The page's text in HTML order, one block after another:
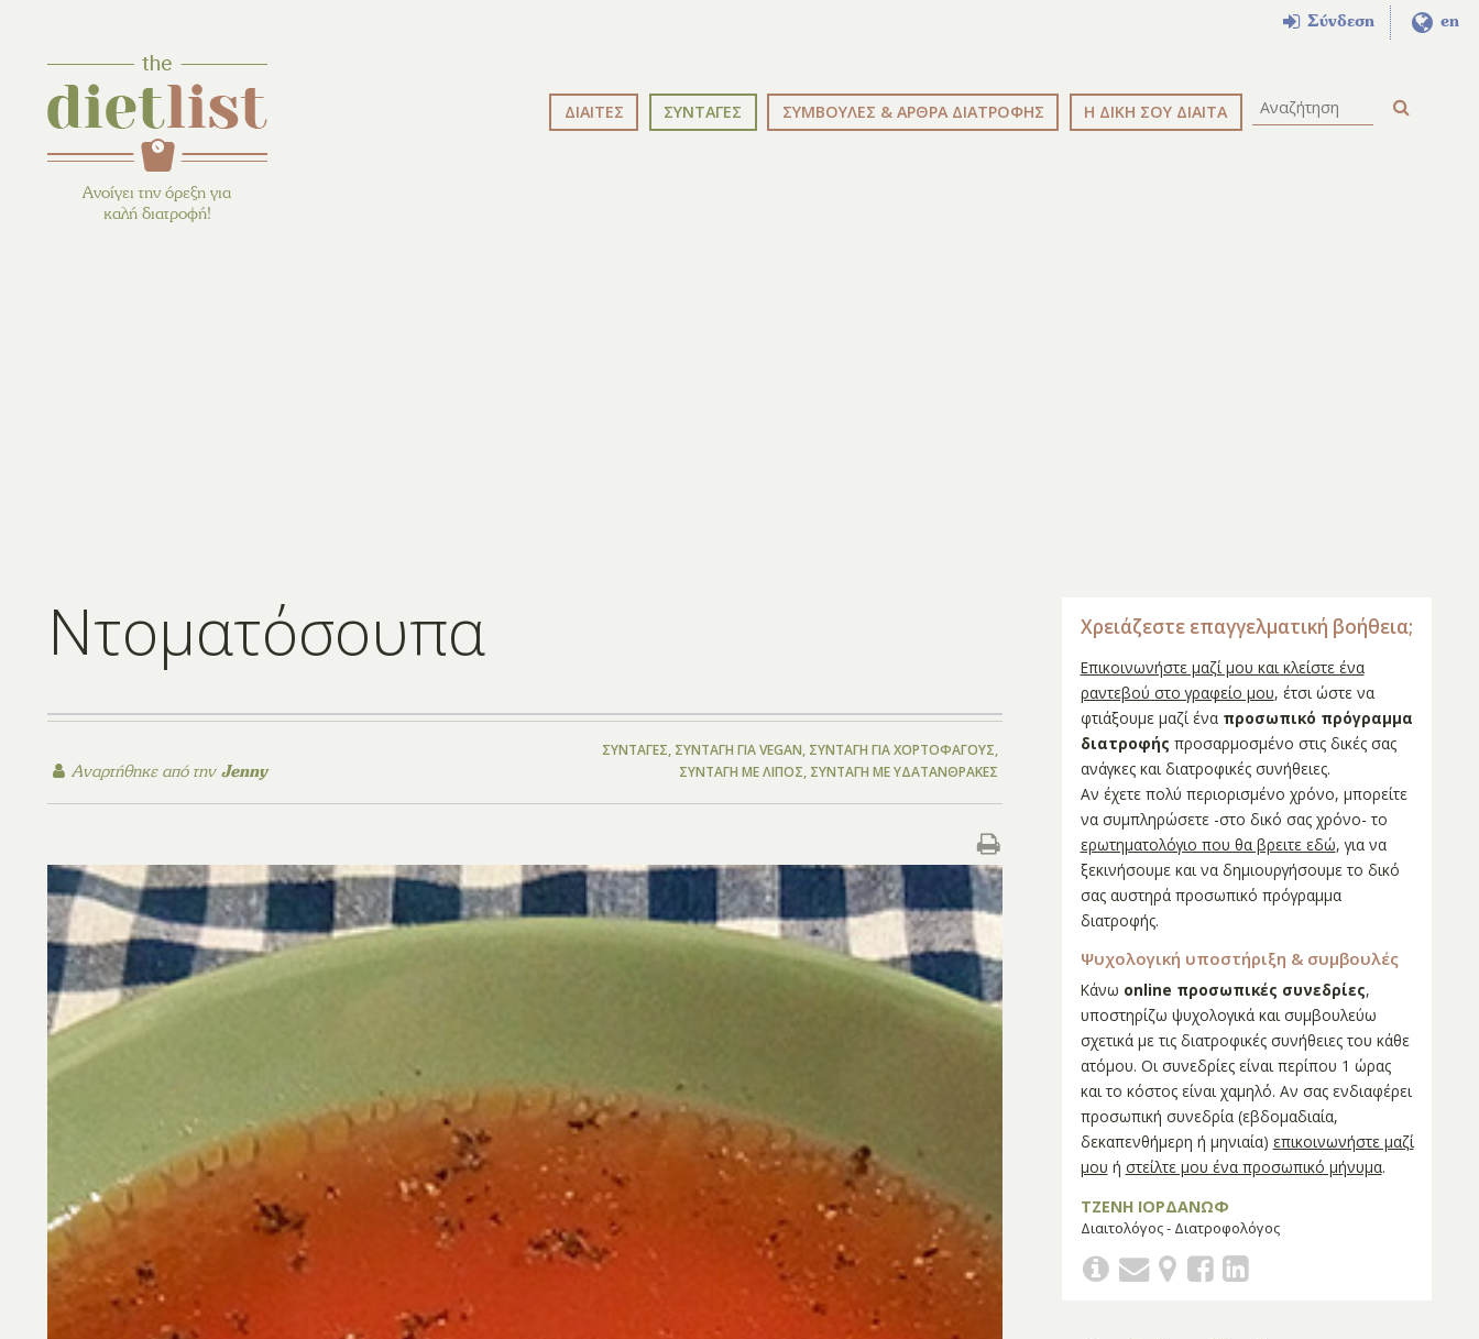
en
Σύνδεση
Ανοίγει την όρεξη για
καλή διατροφή!
ΔΙΑΙΤΕΣ ΣΥΝΤΑΓΕΣ ΣΥΜΒΟΥΛΕΣ & ΑΡΘΡΑ ΔΙΑΤΡΟΦΗΣ Η ΔΙΚΗ ΣΟΥ ΔΙΑΙΤΑ
Ντοματόσουπα
Αναρτήθηκε από τηνJenny
ΣΥΝΤΑΓΈΣ, ΣΥΝΤΑΓΉ ΓΙΑ VEGAN, ΣΥΝΤΑΓΉ ΓΙΑ ΧΟΡΤΟΦΆΓΟΥΣ,
ΣΥΝΤΑΓΉ ΜΕ ΛΊΠΟΣ, ΣΥΝΤΑΓΉ ΜΕ ΥΔΑΤΆΝΘΡΑΚΕΣ
Χρειάζεστε επαγγελματική βοήθεια;
Επικοινωνήστε μαζί μου και κλείστε ένα
ραντεβού στο γραφείο μου, έτσι ώστε να
φτιάξουμε μαζί ένα προσωπικό πρόγραμμα
διατροφής προσαρμοσμένο στις δικές σας
ανάγκες και διατροφικές συνήθειες.
Αν έχετε πολύ περιορισμένο χρόνο, μπορείτε
να συμπληρώσετε -στο δικό σας χρόνο- το
ερωτηματολόγιο που θα βρειτε εδώ, για να
ξεκινήσουμε και να δημιουργήσουμε το δικό
σας αυστηρά προσωπικό πρόγραμμα
διατροφής.
Ψυχολογική υποστήριξη & συμβουλές
Κάνω online προσωπικές συνεδρίες,
υποστηρίζω ψυχολογικά και συμβουλεύω
σχετικά με τις διατροφικές συνήθειες του κάθε
ατόμου. Οι συνεδρίες είναι περίπου 1 ώρας
και το κόστος είναι χαμηλό. Αν σας ενδιαφέρει
προσωπική συνεδρία (εβδομαδιαία,
δεκαπενθήμερη ή μηνιαία) επικοινωνήστε μαζί
μου ή στείλτε μου ένα προσωπικό μήνυμα.
ΤΖΕΝΗ ΙΟΡΔΑΝΩΦ
Διαιτολόγος - Διατροφολόγος